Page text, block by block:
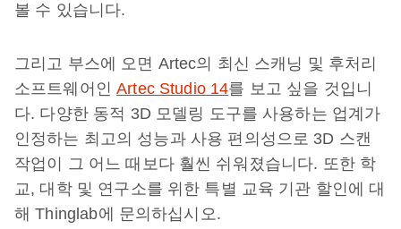
볼 수 있습니다.
그리고 부스에 오면 Artec의 최신 스캐닝 및 후처리
소프트웨어인Artec Studio 14를 보고 싶을 것입니
다. 다양한 동적 3D 모델링 도구를 사용하는 업계가
인정하는 최고의 성능과 사용 편의성으로 3D 스캔
작업이 그 어느 때보다 훨씬 쉬워졌습니다. 또한 학
교, 대학 및 연구소를 위한 특별 교육 기관 할인에 대
해 Thinglab에 문의하십시오.